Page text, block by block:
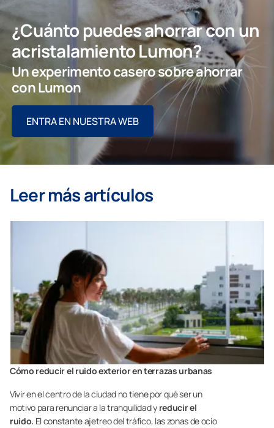
¿Cuánto puedes ahorrar con un
acristalamiento Lumon?
Un experimento casero sobre ahorrar
con Lumon
ENTRA EN NUESTRA WEB
Leer más artículos
Cómo reducir el ruido exterior en terrazas urbanas
Vivir en el centro de la ciudad no tiene por qué ser un
motivo para renunciar a la tranquilidad y reducir el
ruido. El constante ajetreo del tráfico, las zonas de ocio